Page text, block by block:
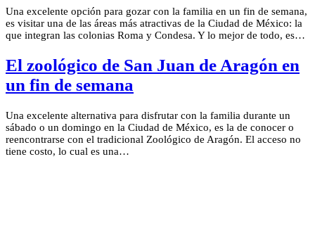
Una excelente opción para gozar con la familia en un fin de semana,
es visitar una de las áreas más atractivas de la Ciudad de México: la
que integran las colonias Roma y Condesa. Y lo mejor de todo, es…
El zoológico de San Juan de Aragón en
un fin de semana
Una excelente alternativa para disfrutar con la familia durante un
sábado o un domingo en la Ciudad de México, es la de conocer o
reencontrarse con el tradicional Zoológico de Aragón. El acceso no
tiene costo, lo cual es una…